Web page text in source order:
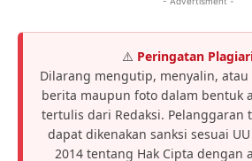
⚠️ Peringatan
Dilarang mengutip, menyalin,
berita maupun foto dalam bentuk
tertulis dari Redaksi. Pelanggaran
dapat dikenakan sanksi sesuai
2014 tentang Hak Cipta dengan